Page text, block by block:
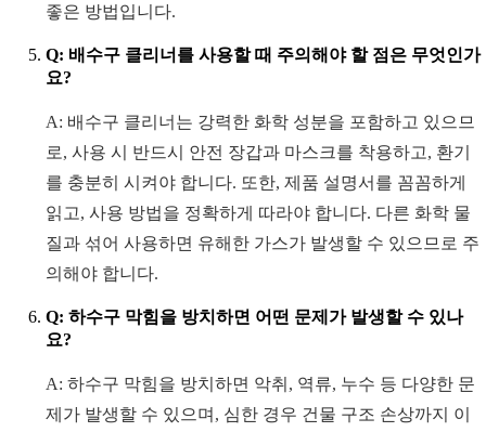
좋은 방법입니다.
Q: 배수구 클리너를 사용할 때 주의해야 할 점은 무엇인가
요?
A: 배수구 클리너는 강력한 화학 성분을 포함하고 있으므
로, 사용 시 반드시 안전 장갑과 마스크를 착용하고, 환기
를 충분히 시켜야 합니다. 또한, 제품 설명서를 꼼꼼하게
읽고, 사용 방법을 정확하게 따라야 합니다. 다른 화학 물
질과 섞어 사용하면 유해한 가스가 발생할 수 있으므로 주
의해야 합니다.
Q: 하수구 막힘을 방치하면 어떤 문제가 발생할 수 있나
요?
A: 하수구 막힘을 방치하면 악취, 역류, 누수 등 다양한 문
제가 발생할 수 있으며, 심한 경우 건물 구조 손상까지 이